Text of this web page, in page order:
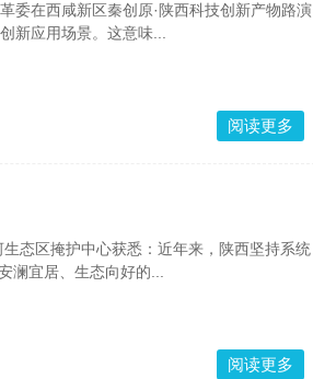
委在西咸新区秦创原·陕西科技创新产物路演
新应用场景。这意味...
阅读更多
态区掩护中心获悉：近年来，陕西坚持系统
澜宜居、生态向好的...
阅读更多